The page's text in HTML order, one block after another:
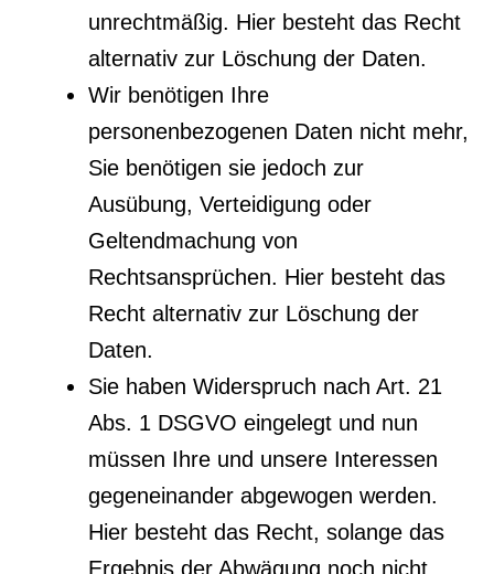
unrechtmäßig. Hier besteht das Recht
alternativ zur Löschung der Daten.
Wir benötigen Ihre
personenbezogenen Daten nicht mehr,
Sie benötigen sie jedoch zur
Ausübung, Verteidigung oder
Geltendmachung von
Rechtsansprüchen. Hier besteht das
Recht alternativ zur Löschung der
Daten.
Sie haben Widerspruch nach Art. 21
Abs. 1 DSGVO eingelegt und nun
müssen Ihre und unsere Interessen
gegeneinander abgewogen werden.
Hier besteht das Recht, solange das
Ergebnis der Abwägung noch nicht